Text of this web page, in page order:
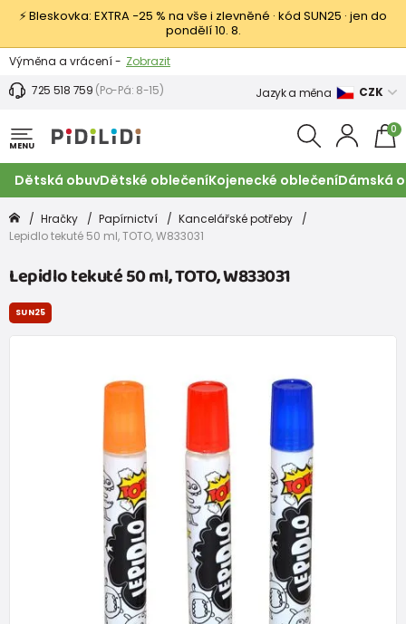
⚡ Bleskovka: EXTRA −25 % na vše i zlevněné · kód SUN25 · jen do
pondělí 10. 8.
Výměna a vrácení - Zobrazit
Sleva 100 Kč na první nákup -
725 518 759 (Po-Pá: 8-15) Jazyk a měna CZK
MENU
0
Dětská obuvDětské oblečeníKojenecké oblečeníDámská
Hračky Papírnictví
Kancelářské potřeby
Lepidlo tekuté 50 ml, TOTO, W833031
Lepidlo tekuté 50 ml, TOTO, W833031
SUN25